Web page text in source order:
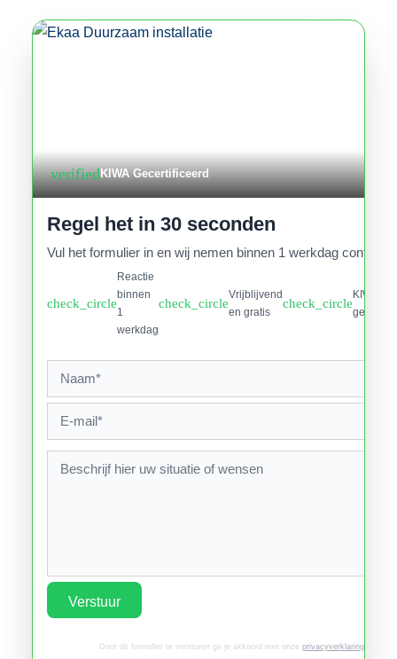
verifiedKIWA Gecertificeerd
Regel het in 30 seconden
Vul het formulier in en wij nemen binnen 1 werkdag contact
check_circle
Reactie
binnen
1
werkdag
check_circle
Vrijblijvend
en gratis
check_circle
KIWA
Verstuur
Door dit formulier te versturen ga je akkoord met onze privacyverklaring.